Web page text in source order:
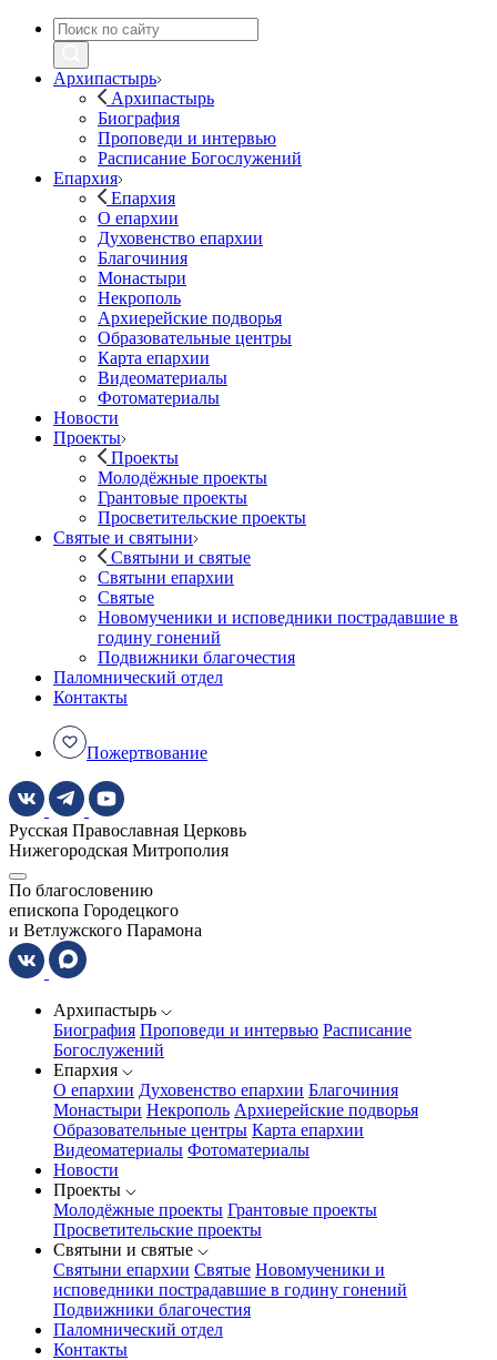
Архипастырь
Архипастырь
Биография
Проповеди и интервью
Расписание Богослужений
Епархия
Епархия
О епархии
Духовенство епархии
Благочиния
Монастыри
Некрополь
Архиерейские подворья
Образовательные центры
Карта епархии
Видеоматериалы
Фотоматериалы
Новости
Проекты
Проекты
Молодёжные проекты
Грантовые проекты
Просветительские проекты
Святые и святыни
Святыни и святые
Святыни епархии
Святые
Новомученики и исповедники пострадавшие в
годину гонений
Подвижники благочестия
Паломнический отдел
Контакты
Пожертвование
Русская Православная Церковь
Нижегородская Митрополия
По благословению
епископа Городецкого
и Ветлужского Парамона
Архипастырь
Биография Проповеди и интервью Расписание
Богослужений
Епархия
О епархии Духовенство епархии Благочиния
Монастыри Некрополь Архиерейские подворья
Образовательные центры Карта епархии
Видеоматериалы Фотоматериалы
Новости
Проекты
Молодёжные проекты Грантовые проекты
Просветительские проекты
Святыни и святые
Святыни епархии Святые Новомученики и
исповедники пострадавшие в годину гонений
Подвижники благочестия
Паломнический отдел
Контакты